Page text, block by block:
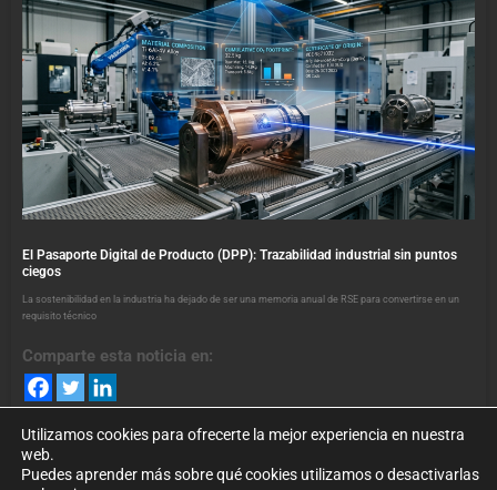
El Pasaporte Digital de Producto (DPP): Trazabilidad industrial sin puntos
ciegos
La sostenibilidad en la industria ha dejado de ser una memoria anual de RSE para convertirse en un
requisito técnico
Comparte esta noticia en:
Utilizamos cookies para ofrecerte la mejor experiencia en nuestra
web.
Puedes aprender más sobre qué cookies utilizamos o desactivarlas